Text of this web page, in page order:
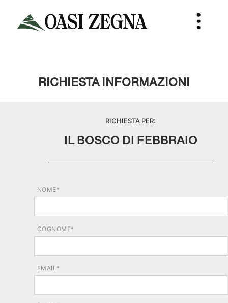
RICHIESTA INFORMAZIONI
RICHIESTA PER:
IL BOSCO DI FEBBRAIO
NOME*
COGNOME*
EMAIL*